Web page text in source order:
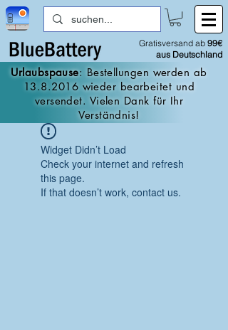
Gratisversand ab 99€
aus Deutschland
Urlaubspause: Bestellungen werden ab
13.8.2016 wieder bearbeitet und
versendet. Vielen Dank für Ihr
Verständnis!
Widget Didn’t Load
Check your internet and refresh
this page.
If that doesn’t work, contact us.